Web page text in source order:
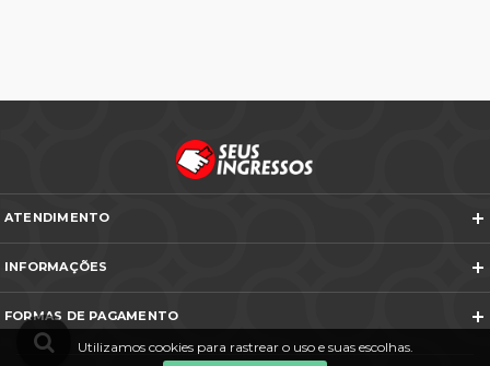
Utilizamos cookies para rastrear o uso e suas escolhas.
ATENDIMENTO
INFORMAÇÕES
Termos e Condições
Política de Cancelamento
FAQ
Entre em Contato
FORMAS DE PAGAMENTO